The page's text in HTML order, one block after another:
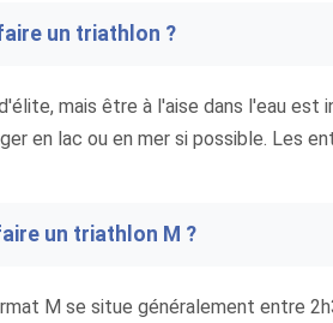
un triathlon ?
mais être à l'aise dans l'eau
en lac ou en mer si possible. Les
un triathlon M ?
M se situe généralement entre